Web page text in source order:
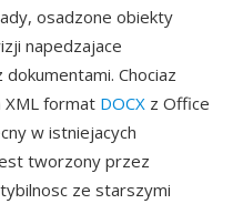
osadzone obiekty
napedzajace
Chociaz
format DOCX z Office
w istniejacych
tworzony przez
ze starszymi